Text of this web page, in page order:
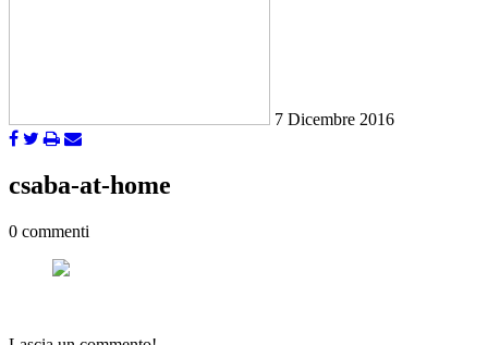
7 Dicembre 2016
csaba-at-home
0 commenti